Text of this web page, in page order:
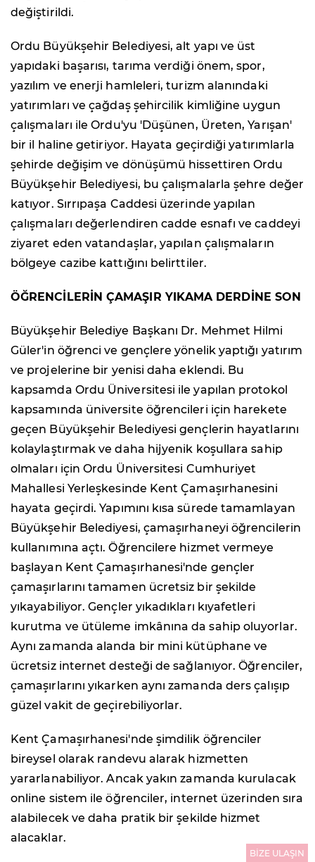
değiştirildi.
Ordu Büyükşehir Belediyesi, alt yapı ve üst
yapıdaki başarısı, tarıma verdiği önem, spor,
yazılım ve enerji hamleleri, turizm alanındaki
yatırımları ve çağdaş şehircilik kimliğine uygun
çalışmaları ile Ordu'yu 'Düşünen, Üreten, Yarışan'
bir il haline getiriyor. Hayata geçirdiği yatırımlarla
şehirde değişim ve dönüşümü hissettiren Ordu
Büyükşehir Belediyesi, bu çalışmalarla şehre değer
katıyor. Sırrıpaşa Caddesi üzerinde yapılan
çalışmaları değerlendiren cadde esnafı ve caddeyi
ziyaret eden vatandaşlar, yapılan çalışmaların
bölgeye cazibe kattığını belirttiler.
ÖĞRENCİLERİN ÇAMAŞIR YIKAMA DERDİNE SON
Büyükşehir Belediye Başkanı Dr. Mehmet Hilmi
Güler'in öğrenci ve gençlere yönelik yaptığı yatırım
ve projelerine bir yenisi daha eklendi. Bu
kapsamda Ordu Üniversitesi ile yapılan protokol
kapsamında üniversite öğrencileri için harekete
geçen Büyükşehir Belediyesi gençlerin hayatlarını
kolaylaştırmak ve daha hijyenik koşullara sahip
olmaları için Ordu Üniversitesi Cumhuriyet
Mahallesi Yerleşkesinde Kent Çamaşırhanesini
hayata geçirdi. Yapımını kısa sürede tamamlayan
Büyükşehir Belediyesi, çamaşırhaneyi öğrencilerin
kullanımına açtı. Öğrencilere hizmet vermeye
başlayan Kent Çamaşırhanesi'nde gençler
çamaşırlarını tamamen ücretsiz bir şekilde
yıkayabiliyor. Gençler yıkadıkları kıyafetleri
kurutma ve ütüleme imkânına da sahip oluyorlar.
Aynı zamanda alanda bir mini kütüphane ve
ücretsiz internet desteği de sağlanıyor. Öğrenciler,
çamaşırlarını yıkarken aynı zamanda ders çalışıp
güzel vakit de geçirebiliyorlar.
Kent Çamaşırhanesi'nde şimdilik öğrenciler
bireysel olarak randevu alarak hizmetten
yararlanabiliyor. Ancak yakın zamanda kurulacak
online sistem ile öğrenciler, internet üzerinden sıra
alabilecek ve daha pratik bir şekilde hizmet
alacaklar.
BİZE ULAŞIN